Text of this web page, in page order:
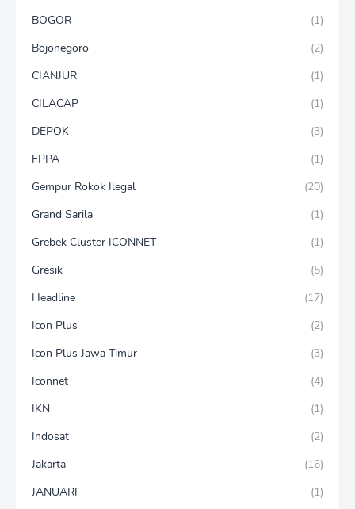
BOGOR
(1)
Bojonegoro
(2)
CIANJUR
(1)
CILACAP
(1)
DEPOK
(3)
FPPA
(1)
Gempur Rokok Ilegal
(20)
Grand Sarila
(1)
Grebek Cluster ICONNET
(1)
Gresik
(5)
Headline
(17)
Icon Plus
(2)
Icon Plus Jawa Timur
(3)
Iconnet
(4)
IKN
(1)
Indosat
(2)
Jakarta
(16)
JANUARI
(1)